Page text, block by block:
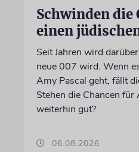
Schwinden die
einen
Seit Jahren wird
neue 007 wird. Wenn
Amy Pascal geht, fällt
Stehen die Chancen
weiterhin gut?
06.08.2026